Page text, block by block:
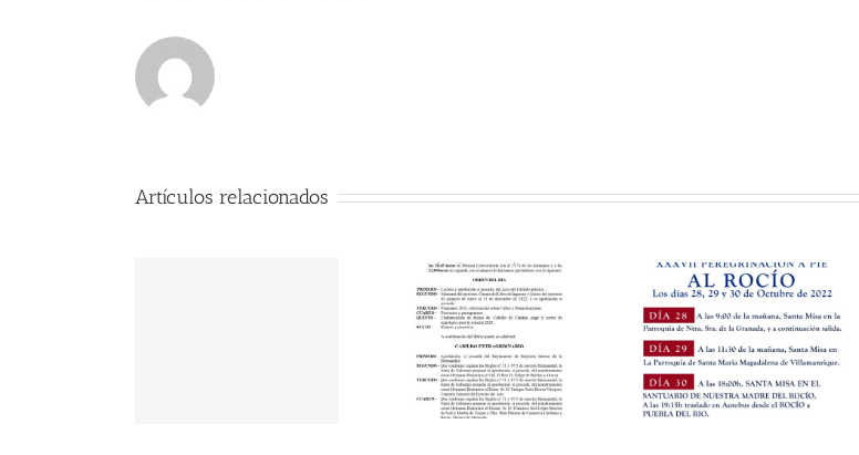
Artículos relacionados
PEREGRINACION
ANUAL
REGLAMENTO DE